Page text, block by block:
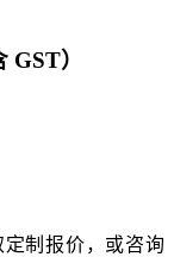
）
定制报价，或咨询